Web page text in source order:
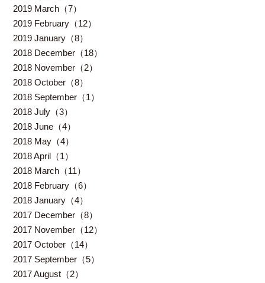
2019 March（7）
2019 February（12）
2019 January（8）
2018 December（18）
2018 November（2）
2018 October（8）
2018 September（1）
2018 July（3）
2018 June（4）
2018 May（4）
2018 April（1）
2018 March（11）
2018 February（6）
2018 January（4）
2017 December（8）
2017 November（12）
2017 October（14）
2017 September（5）
2017 August（2）